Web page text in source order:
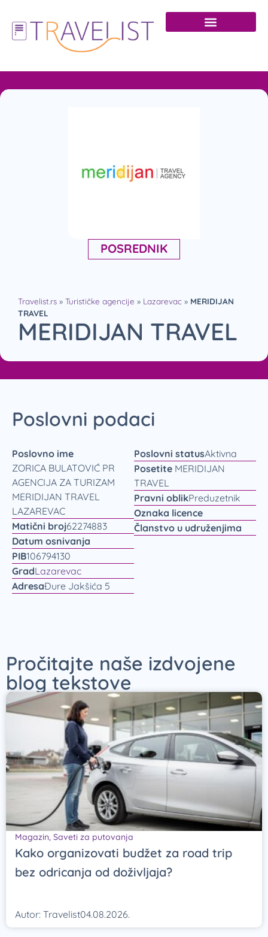
POSREDNIK
Travelist.rs » Turističke agencije » Lazarevac » MERIDIJAN
TRAVEL
MERIDIJAN TRAVEL
Poslovni podaci
Poslovno ime
ZORICA BULATOVIĆ PR
AGENCIJA ZA TURIZAM
MERIDIJAN TRAVEL
LAZAREVAC
Matični broj62274883
Datum osnivanja
PIB106794130
GradLazarevac
AdresaĐure Jakšića 5
Poslovni statusAktivna
Posetite MERIDIJAN
TRAVEL
Pravni oblikPreduzetnik
Oznaka licence
Članstvo u udruženjima
Pročitajte naše izdvojene
blog tekstove
Magazin, Saveti za putovanja
Kako organizovati budžet za road trip
bez odricanja od doživljaja?
Autor: Travelist04.08.2026.